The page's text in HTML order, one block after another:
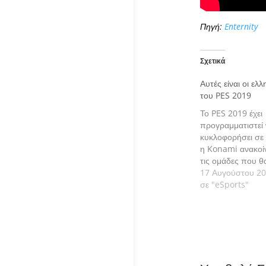
Πηγή: Enternity
Σχετικά
Αυτές είναι οι
του PES 2019
Το PES 2019 έχει
προγραμματιστεί
κυκλοφορήσει σε
η Konami
τις ομάδες που
στο φετινό της
17 Αυγούστου
σε "eSports"